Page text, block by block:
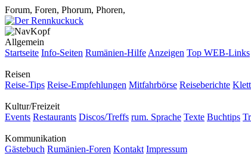
Forum, Foren, Phorum, Phoren,
Allgemein
Startseite Info-Seiten Rumänien-Hilfe Anzeigen Top WEB-Links
Reisen
Reise-Tips Reise-Empfehlungen Mitfahrbörse Reiseberichte
Kultur/Freizeit
Events Restaurants Discos/Treffs rum. Sprache Texte Buchtips
Kommunikation
Gästebuch Rumänien-Foren Kontakt Impressum